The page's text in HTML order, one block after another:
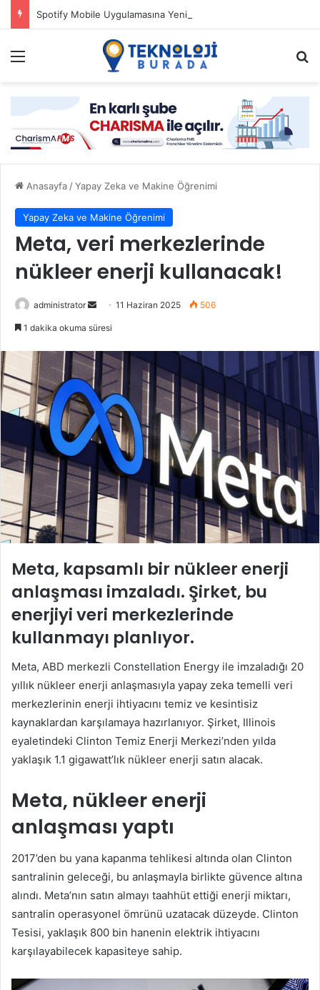
Spotify Mobile Uygulamasına Yeni Özellikler Ekliyor
Menü
Anasayfa/Yapay Zeka ve Makine Öğrenimi
Yapay Zeka ve Makine Öğrenimi
Meta, veri merkezlerinde
nükleer enerji kullanacak!
administrator
Bir
göndermek
11 Haziran 2025 506
1 dakika okuma süresi
Meta, kapsamlı bir nükleer enerji
anlaşması imzaladı. Şirket, bu
enerjiyi veri merkezlerinde
kullanmayı planlıyor.
Meta, ABD merkezli Constellation Energy ile imzaladığı 20
yıllık nükleer enerji anlaşmasıyla yapay zeka temelli veri
merkezlerinin enerji ihtiyacını temiz ve kesintisiz
kaynaklardan karşılamaya hazırlanıyor. Şirket, Illinois
eyaletindeki Clinton Temiz Enerji Merkezi’nden yılda
yaklaşık 1.1 gigawatt’lık nükleer enerji satın alacak.
Meta, nükleer enerji
anlaşması yaptı
2017’den bu yana kapanma tehlikesi altında olan Clinton
santralinin geleceği, bu anlaşmayla birlikte güvence altına
alındı. Meta’nın satın almayı taahhüt ettiği enerji miktarı,
santralin operasyonel ömrünü uzatacak düzeyde. Clinton
Tesisi, yaklaşık 800 bin hanenin elektrik ihtiyacını
karşılayabilecek kapasiteye sahip.